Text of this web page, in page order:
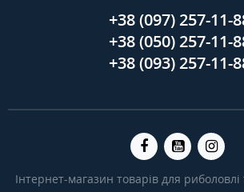
+38 (097) 257-11-
+38 (050) 257-11-
+38 (093) 257-11-
Інтернет-магазин товарів для